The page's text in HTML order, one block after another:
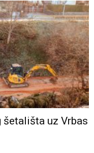
šetališta uz Vrbas